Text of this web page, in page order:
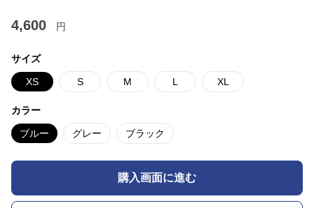
4,600 円
サイズ
XS S M L XL
カラー
ブルー グレー ブラック
購入画面に進む